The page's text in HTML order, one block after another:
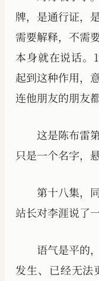
牌，是通行证，
需要解释，不需
本身就在说话。
起到这种作用，
连他朋友的朋友
这是陈布雷
只是一个名字，
第十八集，
站长对李涯说了
语气是平的
发生、已经无法